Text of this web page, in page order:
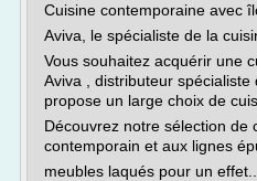
Cuisine contemporaine avec
Aviva, le spécialiste de la
Vous souhaitez acquérir une
Aviva , distributeur
propose un large choix de
Découvrez notre sélection de
contemporain et aux lignes
meubles laqués pour un effet...